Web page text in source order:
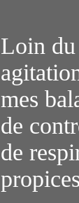
Loin du
mes
de
de